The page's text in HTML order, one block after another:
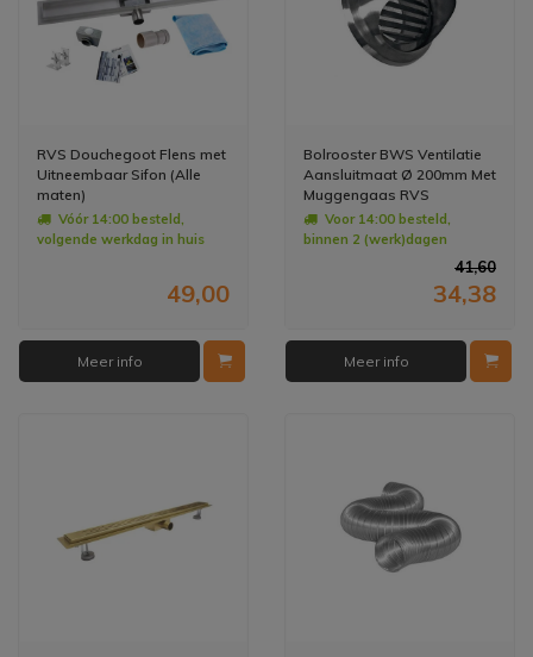
RVS Douchegoot Flens met
Uitneembaar Sifon (Alle
maten)
Vóór 14:00 besteld,
volgende werkdag in huis
49,00
Meer info
Bolrooster BWS Ventilatie
Aansluitmaat Ø 200mm Met
Muggengaas RVS
Voor 14:00 besteld,
binnen 2 (werk)dagen
41,60
34,38
Meer info